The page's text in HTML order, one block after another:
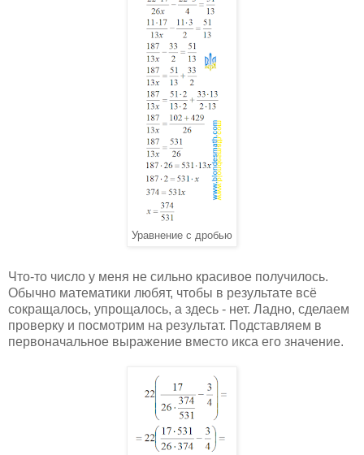
Уравнение с дробью
Что-то число у меня не сильно красивое получилось.
Обычно математики любят, чтобы в результате всё
сокращалось, упрощалось, а здесь - нет. Ладно, сделаем
проверку и посмотрим на результат. Подставляем в
первоначальное выражение вместо икса его значение.